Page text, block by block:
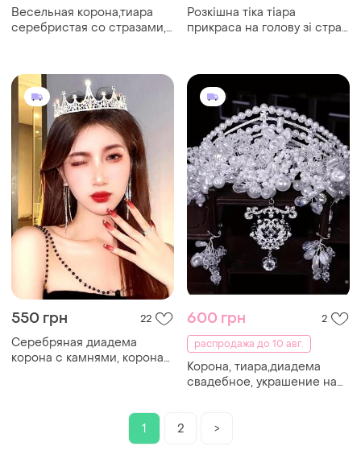
Весельная корона,тиара
серебристая со стразами,
Розкішна тіка тіара
прикраса на голову зі страз
550 грн 22
Серебряная диадема
корона с камнями, корона
600 грн
2
распродажа до 10 авг.
Корона, тиара,диадема
свадебное, украшение на
1
2 >